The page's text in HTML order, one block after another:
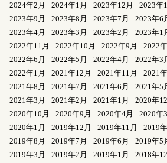
2024年2月
2024年1月 2023年12月 2023年
2023年9月
2023年8月 2023年7月 2023年6
2023年4月
2023年3月 2023年2月 2023年1
2022年11月
2022年10月 2022年9月 2022
2022年6月
2022年5月 2022年4月 2022年3
2022年1月
2021年12月 2021年11月 2021
2021年8月
2021年7月 2021年6月 2021年5
2021年3月
2021年2月 2021年1月 2020年
2020年10月
2020年9月 2020年4月 2020年
2020年1月
2019年12月 2019年11月 2019
2019年8月
2019年7月 2019年6月 2019年5
2019年3月
2019年2月 2019年1月 2018年